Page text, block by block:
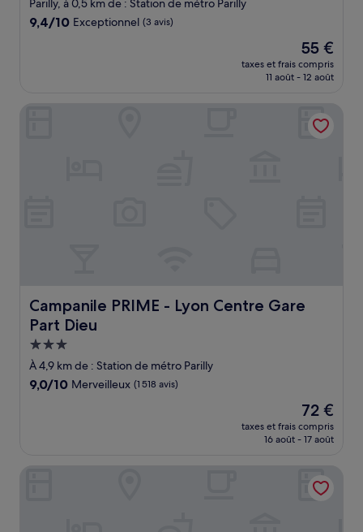
Parilly, à 0,5 km de : Station de métro Parilly
9.4
9,4/10 Exceptionnel (3 avis)
Le
nouveau
prix
de
55 €
55 €
taxes et frais compris
11 août - 12 août
Campanile PRIME - Lyon Centre Gare
Part Dieu
Campanile PRIME - Lyon Centre Gare Part Dieu
Hébergement
3.0 étoiles
À 4,9 km de : Station de métro Parilly
9.0
9,0/10 Merveilleux (1 518 avis)
Le
nouveau
prix
de
72 €
72 €
taxes et frais compris
16 août - 17 août